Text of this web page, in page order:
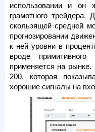
использовании и он
грамотного трейдера.
скользящей средней
прогнозировании
к ней уровни в
вроде
применяется на
200, которая
хорошие сигналы на